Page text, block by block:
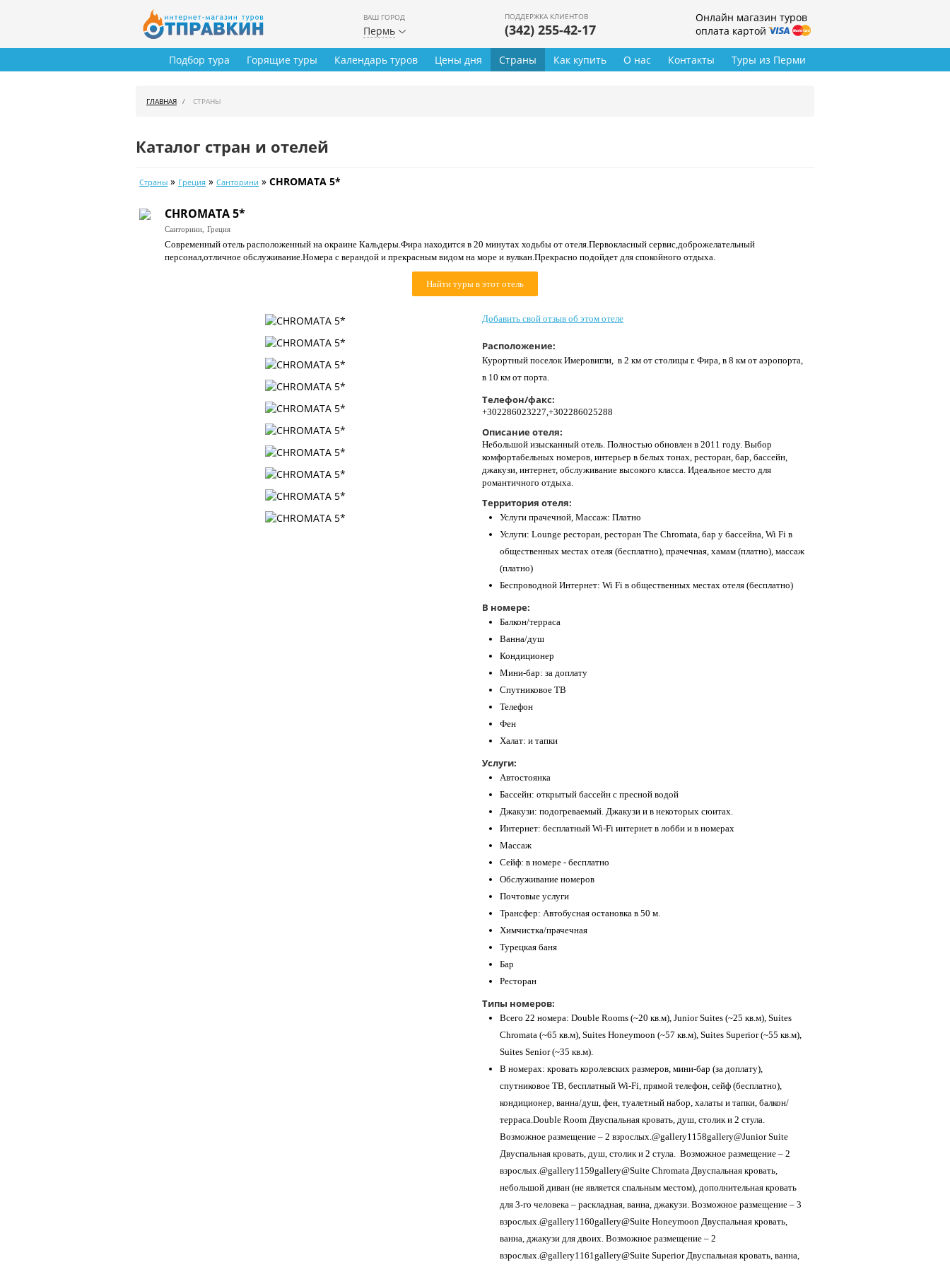
ВАШ ГОРОД
Пермь
ПОДДЕРЖКА КЛИЕНТОВ
(342) 255-42-17
Онлайн магазин туров
оплата картой
Туры из Перми
Подбор тура Горящие туры Календарь туров Цены дня Страны Как купить О нас Контакты
ГЛАВНАЯ СТРАНЫ
Каталог стран и отелей
Страны » Греция » Санторини » CHROMATA 5*
CHROMATA 5*
Санторини, Греция
Современный отель расположенный на окраине Кальдеры.Фира находится в 20 минутах ходьбы от отеля.Первокласный сервис,доброжелательный
персонал,отличное обслуживание.Номера с верандой и прекрасным видом на море и вулкан.Прекрасно подойдет для спокойного отдыха.
Найти туры в этот отель
Добавить свой отзыв об этом отеле
Расположение:
Курортный поселок Имеровигли, в 2 км от столицы г. Фира, в 8 км от аэропорта,
в 10 км от порта.
Телефон/факс:
+302286023227,+302286025288
Описание отеля:
Небольшой изысканный отель. Полностью обновлен в 2011 году. Выбор
комфортабельных номеров, интерьер в белых тонах, ресторан, бар, бассейн,
джакузи, интернет, обслуживание высокого класса. Идеальное место для
романтичного отдыха.
Территория отеля:
Услуги прачечной, Массаж: Платно
Услуги: Lounge ресторан, ресторан The Chromata, бар у бассейна, Wi Fi в
общественных местах отеля (бесплатно), прачечная, хамам (платно), массаж
(платно)
Беспроводной Интернет: Wi Fi в общественных местах отеля (бесплатно)
В номере:
Балкон/терраса
Ванна/душ
Кондиционер
Мини-бар: за доплату
Спутниковое ТВ
Телефон
Фен
Халат: и тапки
Услуги:
Автостоянка
Бассейн: открытый бассейн с пресной водой
Джакузи: подогреваемый. Джакузи и в некоторых сюитах.
Интернет: бесплатный Wi-Fi интернет в лобби и в номерах
Массаж
Сейф: в номере - бесплатно
Обслуживание номеров
Почтовые услуги
Трансфер: Автобусная остановка в 50 м.
Химчистка/прачечная
Турецкая баня
Бар
Ресторан
Типы номеров:
Всего 22 номера: Double Rooms (~20 кв.м), Junior Suites (~25 кв.м), Suites
Chromata (~65 кв.м), Suites Honeymoon (~57 кв.м), Suites Superior (~55 кв.м),
Suites Senior (~35 кв.м).
В номерах: кровать королевских размеров, мини-бар (за доплату),
спутниковое ТВ, бесплатный Wi-Fi, прямой телефон, сейф (бесплатно),
кондиционер, ванна/душ, фен, туалетный набор, халаты и тапки, балкон/
терраса.Double Room Двуспальная кровать, душ, столик и 2 стула.
Возможное размещение – 2 взрослых.@gallery1158gallery@Junior Suite
Двуспальная кровать, душ, столик и 2 стула. Возможное размещение – 2
взрослых.@gallery1159gallery@Suite Chromata Двуспальная кровать,
небольшой диван (не является спальным местом), дополнительная кровать
для 3-го человека – раскладная, ванна, джакузи. Возможное размещение – 3
взрослых.@gallery1160gallery@Suite Honeymoon Двуспальная кровать,
ванна, джакузи для двоих. Возможное размещение – 2
взрослых.@gallery1161gallery@Suite Superior Двуспальная кровать, ванна,